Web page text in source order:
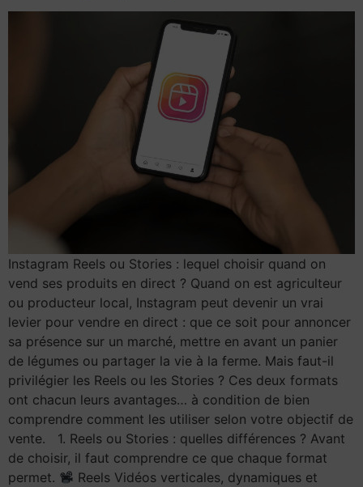
Instagram Reels ou Stories : lequel choisir quand on
vend ses produits en direct ? Quand on est agriculteur
ou producteur local, Instagram peut devenir un vrai
levier pour vendre en direct : que ce soit pour annoncer
sa présence sur un marché, mettre en avant un panier
de légumes ou partager la vie à la ferme. Mais faut-il
privilégier les Reels ou les Stories ? Ces deux formats
ont chacun leurs avantages… à condition de bien
comprendre comment les utiliser selon votre objectif de
vente. 1. Reels ou Stories : quelles différences ? Avant
de choisir, il faut comprendre ce que chaque format
permet.
Reels Vidéos verticales, dynamiques et